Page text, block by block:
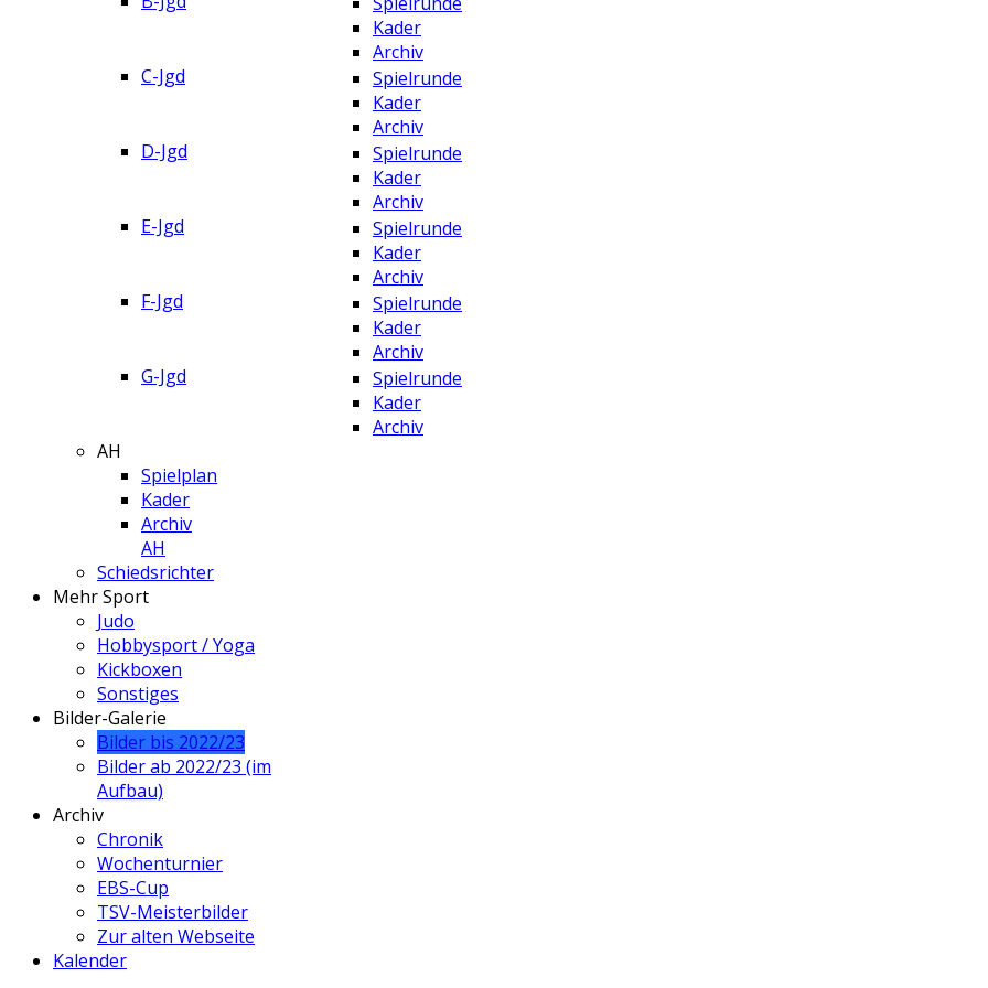
Kader
Archiv
C-Jgd
Spielrunde
Kader
Archiv
D-Jgd
Spielrunde
Kader
Archiv
E-Jgd
Spielrunde
Kader
Archiv
F-Jgd
Spielrunde
Kader
Archiv
G-Jgd
Spielrunde
Kader
Archiv
AH
Spielplan
Kader
Archiv
AH
Schiedsrichter
Mehr Sport
Judo
Hobbysport / Yoga
Kickboxen
Sonstiges
Bilder-Galerie
Bilder bis 2022/23
Bilder ab 2022/23 (im
Aufbau)
Archiv
Chronik
Wochenturnier
EBS-Cup
TSV-Meisterbilder
Zur alten Webseite
Kalender